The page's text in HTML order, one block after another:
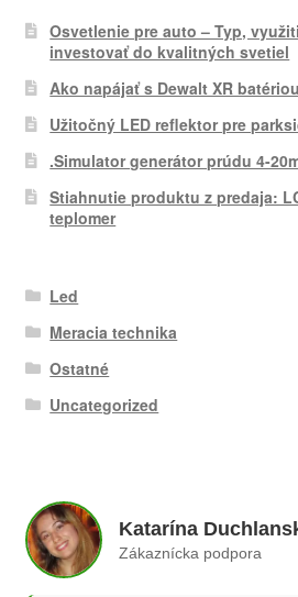
Osvetlenie pre auto – Typ,
investovať do kvalitných svetiel
Ako napájať s Dewalt XR
Užitočný LED reflektor pre
.Simulator generátor prúdu 4-
Stiahnutie produktu z predaja:
teplomer
Led
Meracia technika
Ostatné
Uncategorized
Katarína
Zákaznícka podpora